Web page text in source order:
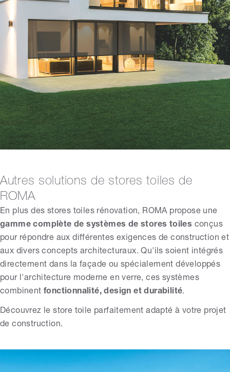
Autres solutions de stores toiles de
ROMA
En plus des stores toiles rénovation, ROMA propose une
gamme complète de systèmes de stores toiles conçus
pour répondre aux différentes exigences de construction et
aux divers concepts architecturaux. Qu'ils soient intégrés
directement dans la façade ou spécialement développés
pour l'architecture moderne en verre, ces systèmes
combinentfonctionnalité, design et durabilité.
Découvrez le store toile parfaitement adapté à votre projet
de construction.